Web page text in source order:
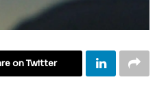
on Twitter